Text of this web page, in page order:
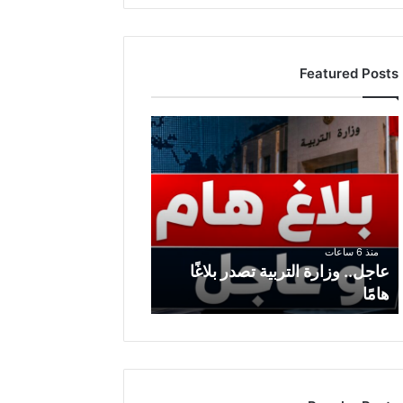
Featured Posts
عاجل..
وزارة
التربية
منذ 6 ساعات
عاجل.. وزارة التربية تصدر بلاغًا
هامًا